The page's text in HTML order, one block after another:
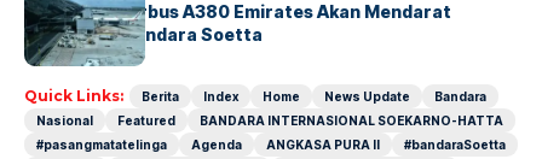
8 Agustus, Airbus A380 Emirates Akan Mendarat
Perdana di Bandara Soetta
Quick Links: Berita Index Home News Update
Bandara
Nasional
Featured
BANDARA INTERNASIONAL SOEKARNO-HATTA
#pasangmatatelinga
Agenda ANGKASA PURA II
#bandaraSoetta